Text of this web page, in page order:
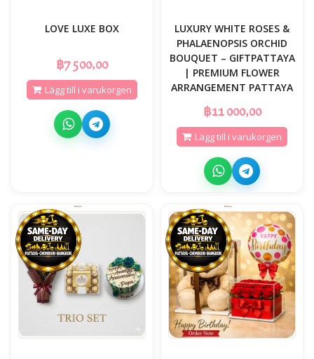
LOVE LUXE BOX
฿7 500,00
Lägg till i varukorgen
LUXURY WHITE ROSES &
PHALAENOPSIS ORCHID
BOUQUET – GIFTPATTAYA
| PREMIUM FLOWER
ARRANGEMENT PATTAYA
฿11 000,00
Lägg till i varukorgen